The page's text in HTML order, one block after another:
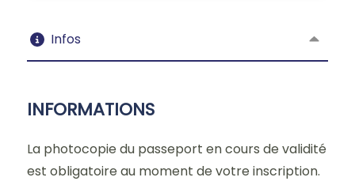
Infos
INFORMATIONS
La photocopie du passeport en cours de validité
est obligatoire au moment de votre inscription.